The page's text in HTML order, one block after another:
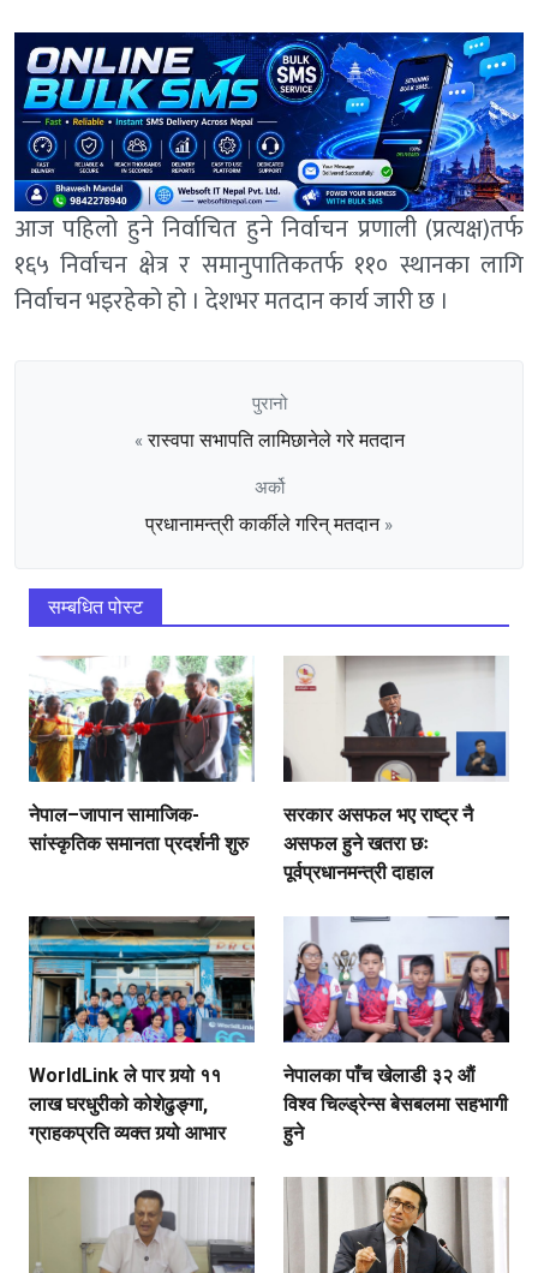
आज पहिलो हुने निर्वाचित हुने निर्वाचन प्रणाली (प्रत्यक्ष)तर्फ
१६५ निर्वाचन क्षेत्र र समानुपातिकतर्फ ११० स्थानका लागि
निर्वाचन भइरहेको हो । देशभर मतदान कार्य जारी छ ।
पुरानो
«रास्वपा सभापति लामिछानेले गरे मतदान
अर्को
प्रधानामन्त्री कार्कीले गरिन् मतदान»
सम्बधित पोस्ट
नेपाल–जापान सामाजिक-
सांस्कृतिक समानता प्रदर्शनी शुरु
सरकार असफल भए राष्ट्र नै
असफल हुने खतरा छः
पूर्वप्रधानमन्त्री दाहाल
WorldLink ले पार गर्‍यो ११
लाख घरधुरीको कोशेढुङ्गा,
ग्राहकप्रति व्यक्त गर्‍यो आभार
नेपालका पाँच खेलाडी ३२ औं
विश्व चिल्ड्रेन्स बेसबलमा सहभागी
हुने